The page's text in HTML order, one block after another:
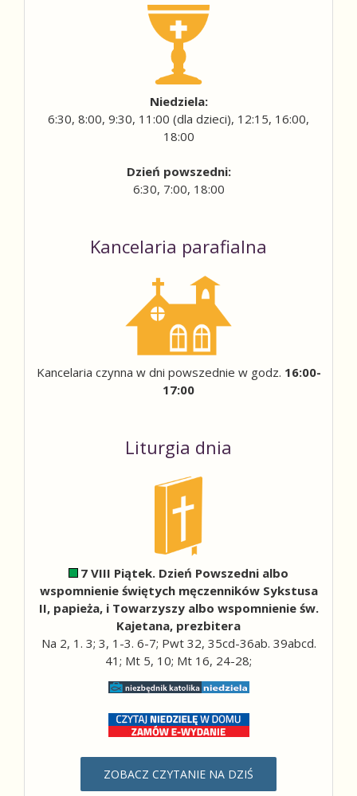
Niedziela:
6:30, 8:00, 9:30, 11:00 (dla dzieci), 12:15, 16:00,
18:00
Dzień powszedni:
6:30, 7:00, 18:00
Kancelaria parafialna
Kancelaria czynna w dni powszednie w godz. 16:00-
17:00
Liturgia dnia
7 VIII Piątek. Dzień Powszedni albo
wspomnienie świętych męczenników Sykstusa
II, papieża, i Towarzyszy albo wspomnienie św.
Kajetana, prezbitera
Na 2, 1. 3; 3, 1-3. 6-7; Pwt 32, 35cd-36ab. 39abcd.
41; Mt 5, 10; Mt 16, 24-28;
ZOBACZ CZYTANIE NA DZIŚ